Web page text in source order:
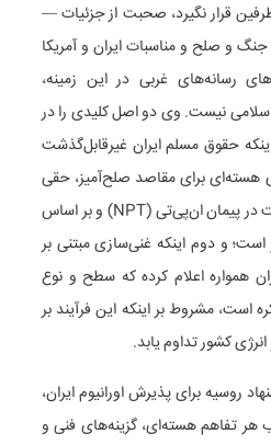
قرار نگیرد، صحبت از جزئیات —
و صلح و مناسبات ایران و آمریکا
رسانه‌های غربی در این زمینه،
نیست. وی دو اصل کلیدی را در
حقوق مسلم ایران غیرقابل‌گذشت
هسته‌ای برای مقاصد صلح‌آمیز، حقی
است که ایران به‌موجب عضویت در پیمان ان‌پی‌تی (NPT) و بر اساس
است؛ و دوم اینکه غنی‌سازی مبتنی بر
همواره اعلام کرده که سطح و نوع
است، مشروط بر اینکه این فرآیند بر
کشور تداوم یابد.
روسیه برای پذیرش اورانیوم ایران،
تفاهم هسته‌ای، گزینه‌های فنی و